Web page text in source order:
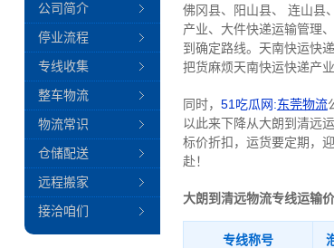
佛冈县、阳山县、 连山县
产业、大件快递运输管理
到确定路线。天南快运快
把货麻烦天南快运快递产业
同时， 51吃瓜网:东莞物流
以此来下降从大朗到清远
标价折扣，运货要定期，
赴！
大朗到清远物流专线运输
专线称号
公司简介
停业流程
专线收集
整车物流
物流常识
仓储配送
远程搬家
接洽咱们